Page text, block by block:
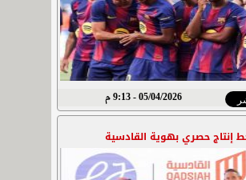
05/04/2026 - 9:13 م
إنتاج حصري بهوية القادسية